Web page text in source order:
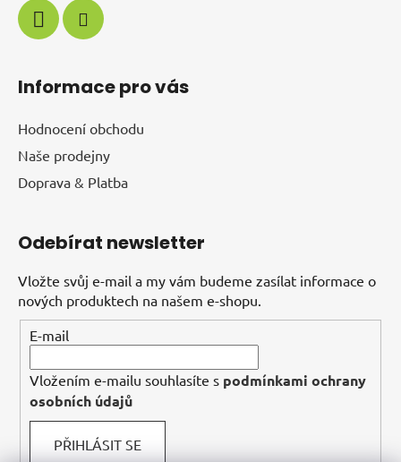
Informace pro vás
Hodnocení obchodu
Naše prodejny
Doprava & Platba
Odebírat newsletter
Vložte svůj e-mail a my vám budeme zasílat informace o
nových produktech na našem e-shopu.
E-mail
Vložením e-mailu souhlasíte s podmínkami ochrany
osobních údajů
PŘIHLÁSIT SE